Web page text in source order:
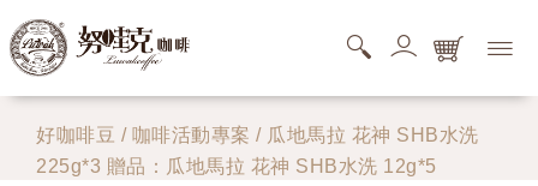
好咖啡豆 / 咖啡活動專案 / 瓜地馬拉 花神 SHB水洗
225g*3 贈品：瓜地馬拉 花神 SHB水洗 12g*5
購物商品清單